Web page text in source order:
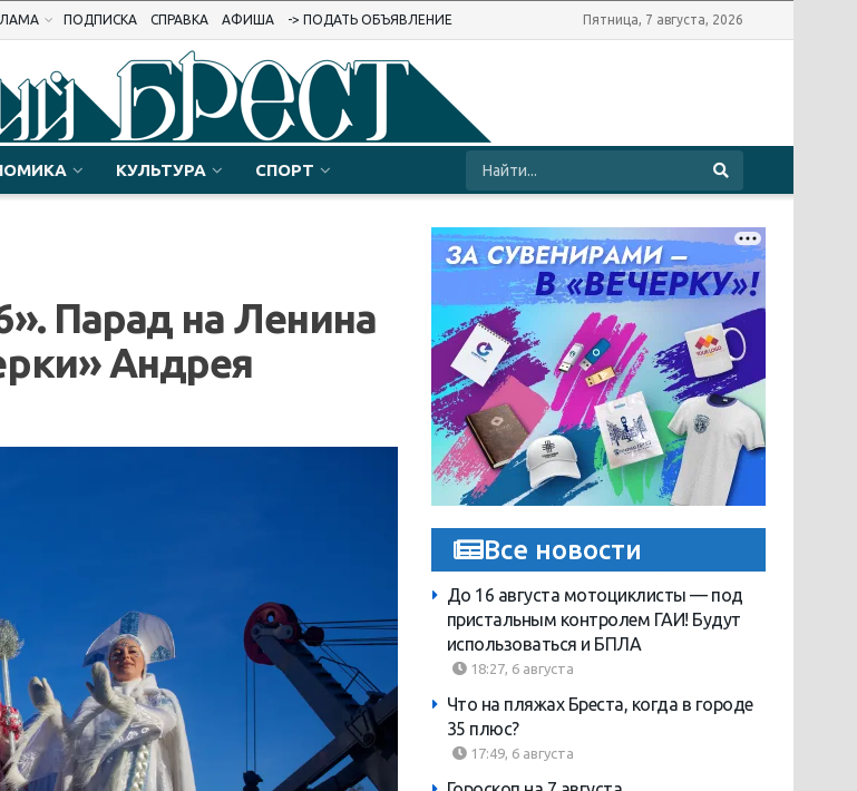
ПОДПИСКА СПРАВКА АФИША -> ПОДАТЬ ОБЪЯВЛЕНИЕ Пятница, 7 августа, 2026
КУЛЬТУРА СПОРТ
Парад на Ленина
Андрея
Все новости
До 16 августа мотоциклисты — под
пристальным контролем ГАИ! Будут
использоваться и БПЛА
18:27, 6 августа
Что на пляжах Бреста, когда в городе
35 плюс?
17:49, 6 августа